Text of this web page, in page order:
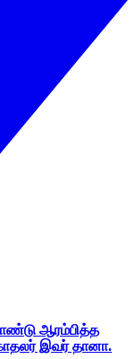
ஆரம்பித்த
இவர் தானா.